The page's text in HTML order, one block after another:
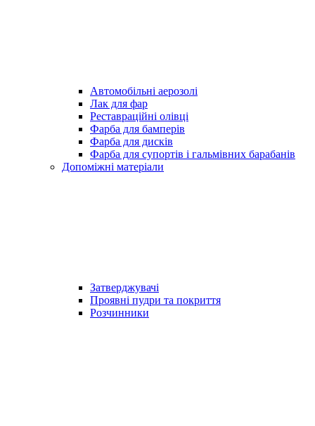
Автомобільні аерозолі
Лак для фар
Реставраційні олівці
Фарба для бамперів
Фарба для дисків
Фарба для супортів і гальмівних барабанів
Допоміжні матеріали
Затверджувачі
Проявні пудри та покриття
Розчинники